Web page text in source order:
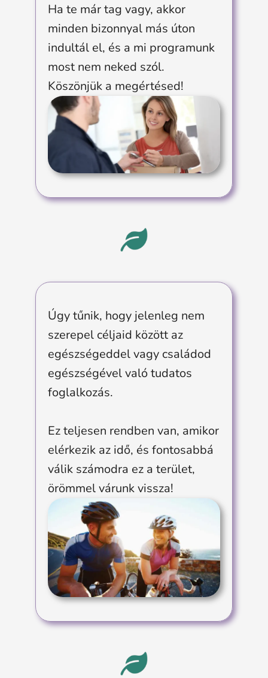
Ha te már tag vagy, akkor
minden bizonnyal más úton
indultál el, és a mi programunk
most nem neked szól.
Köszönjük a megértésed!
Úgy tűnik, hogy jelenleg nem
szerepel céljaid között az
egészségeddel vagy családod
egészségével való tudatos
foglalkozás.
Ez teljesen rendben van, amikor
elérkezik az idő, és fontosabbá
válik számodra ez a terület,
örömmel várunk vissza!